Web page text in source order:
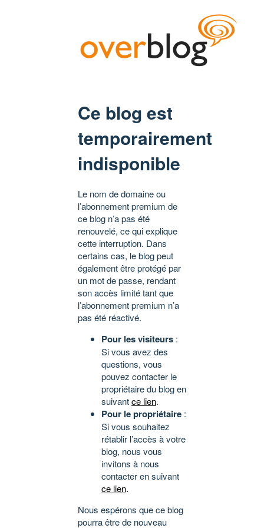
Ce blog est
temporairement
indisponible
Le nom de domaine ou
l’abonnement premium de
ce blog n’a pas été
renouvelé, ce qui explique
cette interruption. Dans
certains cas, le blog peut
également être protégé par
un mot de passe, rendant
son accès limité tant que
l’abonnement premium n’a
pas été réactivé.
Pour les visiteurs :
Si vous avez des
questions, vous
pouvez contacter le
propriétaire du blog en
suivantce lien.
Pour le propriétaire :
Si vous souhaitez
rétablir l’accès à votre
blog, nous vous
invitons à nous
contacter en suivant
ce lien.
Nous espérons que ce blog
pourra être de nouveau